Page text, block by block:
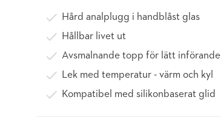
Hård analplugg i handblåst glas
Hållbar livet ut
Avsmalnande topp för lätt införande
Lek med temperatur - värm och kyl
Kompatibel med silikonbaserat glid